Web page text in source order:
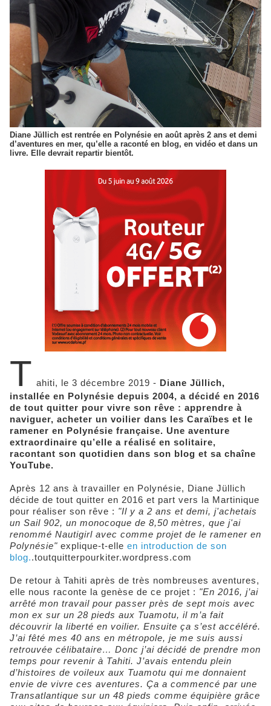
Diane Jüllich est rentrée en Polynésie en août après 2 ans et demi
d’aventures en mer, qu’elle a raconté en blog, en vidéo et dans un
livre. Elle devrait repartir bientôt.
T ahiti, le 3 décembre 2019 - Diane Jüllich,
installée en Polynésie depuis 2004, a décidé en 2016
de tout quitter pour vivre son rêve : apprendre à
naviguer, acheter un voilier dans les Caraïbes et le
ramener en Polynésie française. Une aventure
extraordinaire qu’elle a réalisé en solitaire,
racontant son quotidien dans son blog et sa chaîne
YouTube.
Après 12 ans à travailler en Polynésie, Diane Jüllich
décide de tout quitter en 2016 et part vers la Martinique
pour réaliser son rêve : "Il y a 2 ans et demi, j'achetais
un Sail 902, un monocoque de 8,50 mètres, que j'ai
renommé Nautigirl avec comme projet de le ramener en
Polynésie" explique-t-elle en introduction de son
blog..toutquitterpourkiter.wordpress.com
De retour à Tahiti après de très nombreuses aventures,
elle nous raconte la genèse de ce projet : "En 2016, j’ai
arrêté mon travail pour passer près de sept mois avec
mon ex sur un 28 pieds aux Tuamotu, il m’a fait
découvrir la liberté en voilier. Ensuite ça s’est accéléré.
J’ai fêté mes 40 ans en métropole, je me suis aussi
retrouvée célibataire… Donc j’ai décidé de prendre mon
temps pour revenir à Tahiti. J’avais entendu plein
d’histoires de voileux aux Tuamotu qui me donnaient
envie de vivre ces aventures. Ça a commencé par une
Transatlantique sur un 48 pieds comme équipière grâce